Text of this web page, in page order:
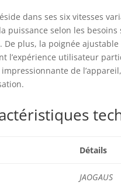
tampon en fer, chacun
de différents matériaux.
grossier au nivellement
peut tout réaliser et peut
dans ses six vitesses
puissance selon les
De plus, la poignée
l’expérience utilisateur
de
Détails
JAOGAUS